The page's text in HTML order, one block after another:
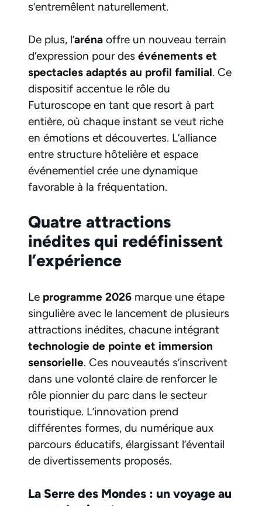
s’entremêlent naturellement.
De plus, l’aréna offre un nouveau terrain
d’expression pour des événements et
spectacles adaptés au profil familial. Ce
dispositif accentue le rôle du
Futuroscope en tant que resort à part
entière, où chaque instant se veut riche
en émotions et découvertes. L’alliance
entre structure hôtelière et espace
événementiel crée une dynamique
favorable à la fréquentation.
Quatre attractions
inédites qui redéfinissent
l’expérience
Le programme 2026 marque une étape
singulière avec le lancement de plusieurs
attractions inédites, chacune intégrant
technologie de pointe et immersion
sensorielle. Ces nouveautés s’inscrivent
dans une volonté claire de renforcer le
rôle pionnier du parc dans le secteur
touristique. L’innovation prend
différentes formes, du numérique aux
parcours éducatifs, élargissant l’éventail
de divertissements proposés.
La Serre des Mondes : un voyage au